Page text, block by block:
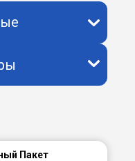
Пакет